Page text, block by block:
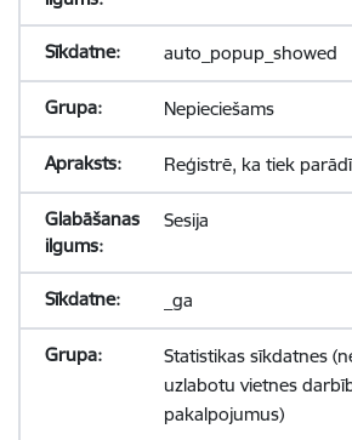
auto_popup_showed
Nepieciešams
Reģistrē, ka tiek
Sesija
_ga
Statistikas sīkdatnes
uzlabotu vietnes
pakalpojumus)